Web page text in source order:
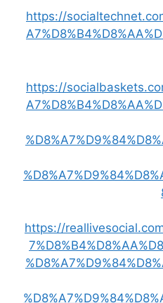
https://
https://
https://